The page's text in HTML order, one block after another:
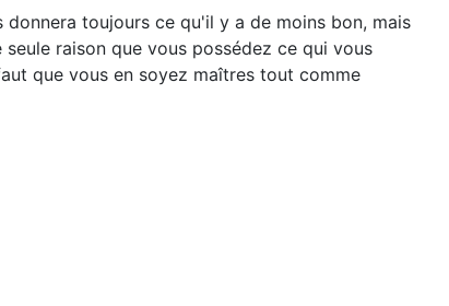
toujours ce qu'il y a de moins bon, mais
raison que vous possédez ce qui vous
que vous en soyez maîtres tout comme